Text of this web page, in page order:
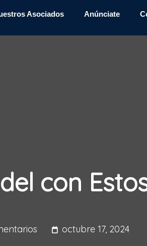
Asociados Anúnciate
con
octubre 17, 2024